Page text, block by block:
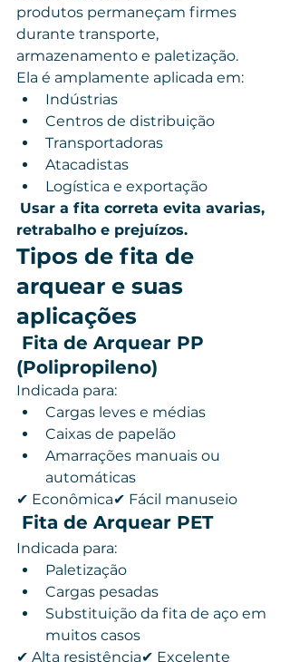
produtos permaneçam firmes
durante transporte,
armazenamento e paletização.
Ela é amplamente aplicada em:
Indústrias
Centros de distribuição
Transportadoras
Atacadistas
Logística e exportação
Usar a fita correta evita avarias,
retrabalho e prejuízos.
Tipos de fita de
arquear e suas
aplicações
(Polipropileno)
Indicada para:
Cargas leves e médias
Caixas de papelão
Amarrações manuais ou
automáticas
✔ Econômica✔ Fácil manuseio
Fita de Arquear PET
Indicada para:
Paletização
Cargas pesadas
Substituição da fita de aço em
muitos casos
✔ Alta resistência✔ Excelente